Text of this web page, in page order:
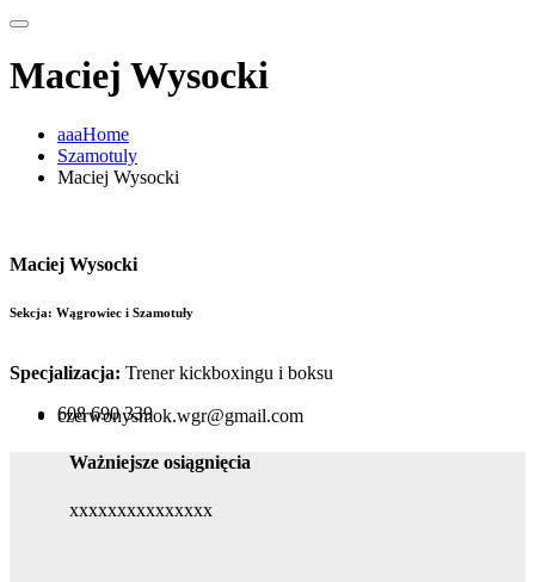
Maciej Wysocki
aaaHome
Szamotuly
Maciej Wysocki
Maciej Wysocki
Sekcja: Wągrowiec i Szamotuły
Specjalizacja: Trener kickboxingu i boksu
608 690 339
czerwonysmok.wgr@gmail.com
Ważniejsze osiągnięcia
xxxxxxxxxxxxxxx